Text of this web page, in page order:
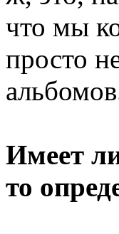
что мы
просто
Имеет
то